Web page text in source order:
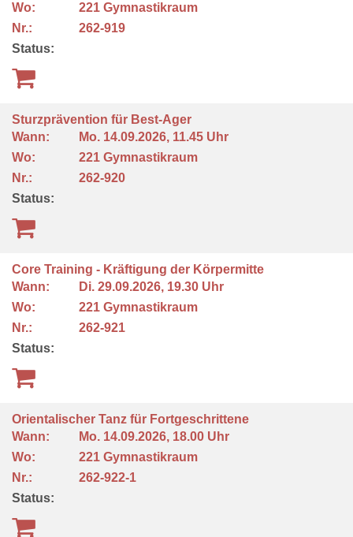
Wo:
221 Gymnastikraum
Nr.:
262-919
Status:
Sturzprävention für Best-Ager
Wann:
Mo. 14.09.2026, 11.45 Uhr
Wo:
221 Gymnastikraum
Nr.:
262-920
Status:
Core Training - Kräftigung der Körpermitte
Wann:
Di. 29.09.2026, 19.30 Uhr
Wo:
221 Gymnastikraum
Nr.:
262-921
Status:
Orientalischer Tanz für Fortgeschrittene
Wann:
Mo. 14.09.2026, 18.00 Uhr
Wo:
221 Gymnastikraum
Nr.:
262-922-1
Status: